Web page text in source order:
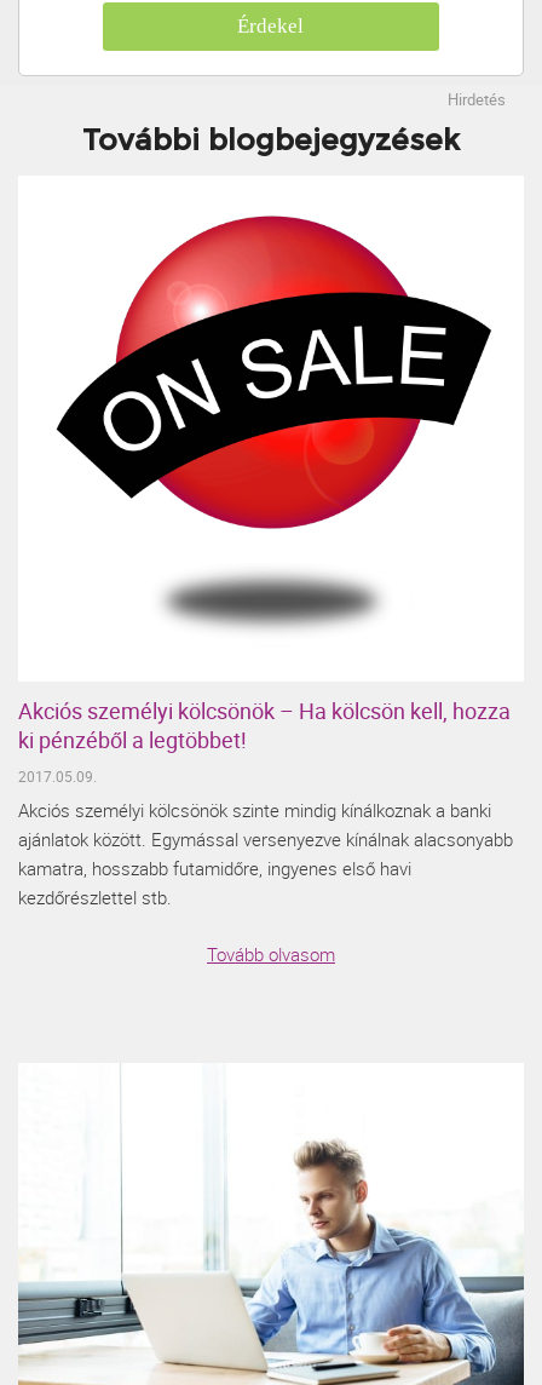
Érdekel
Hirdetés
További blogbejegyzések
Akciós személyi kölcsönök – Ha kölcsön kell, hozza
ki pénzéből a legtöbbet!
2017.05.09.
Akciós személyi kölcsönök szinte mindig kínálkoznak a banki
ajánlatok között. Egymással versenyezve kínálnak alacsonyabb
kamatra, hosszabb futamidőre, ingyenes első havi
kezdőrészlettel stb.
Tovább olvasom